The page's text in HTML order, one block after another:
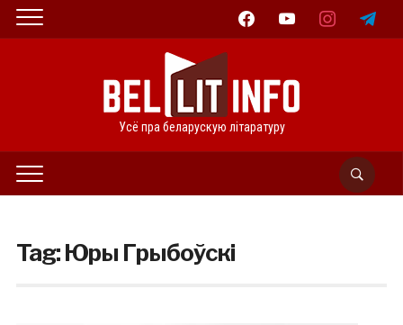
facebookyoutube instagramtelegram
Усё пра беларускую літаратуру
Tag:Юры Грыбоўскі